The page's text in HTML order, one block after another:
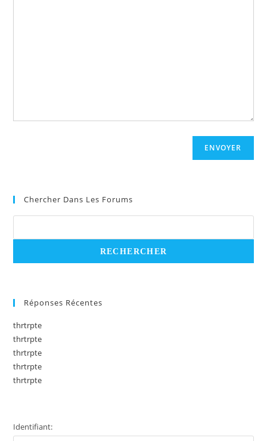
ENVOYER
Chercher Dans Les Forums
Réponses Récentes
thrtrpte
thrtrpte
thrtrpte
thrtrpte
thrtrpte
Identifiant: